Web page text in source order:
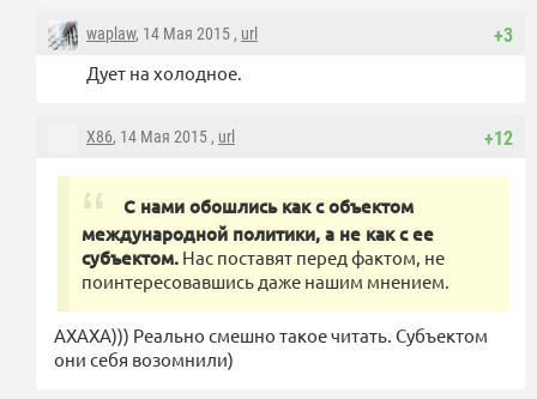
+3
waplaw, 14 Мая 2015 , url
Дует на холодное.
+12
X86, 14 Мая 2015 , url
С нами обошлись как с объектом
международной политики, а не как с ее
субъектом. Нас поставят перед фактом, не
поинтересовавшись даже нашим мнением.
АХАХА))) Реально смешно такое читать. Субъектом
они себя возомнили)